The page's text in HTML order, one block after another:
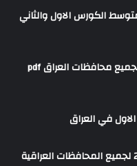
الكورس الاول والثاني
نتائج السادس ابتدائي الدور الاول 2023 لجميع محافظات العراق pdf